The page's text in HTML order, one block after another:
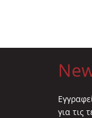
για τις